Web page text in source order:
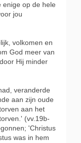
enige op de hele
jou
volkomen en
God meer van
Hij minder
veranderde
aan zijn oude
aan het
(vv.19b-
'Christus
was in hem